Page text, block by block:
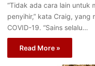
“Tidak ada cara lain untuk
penyihir,” kata Craig,
COVID-19. “Sains selalu…
Read More »